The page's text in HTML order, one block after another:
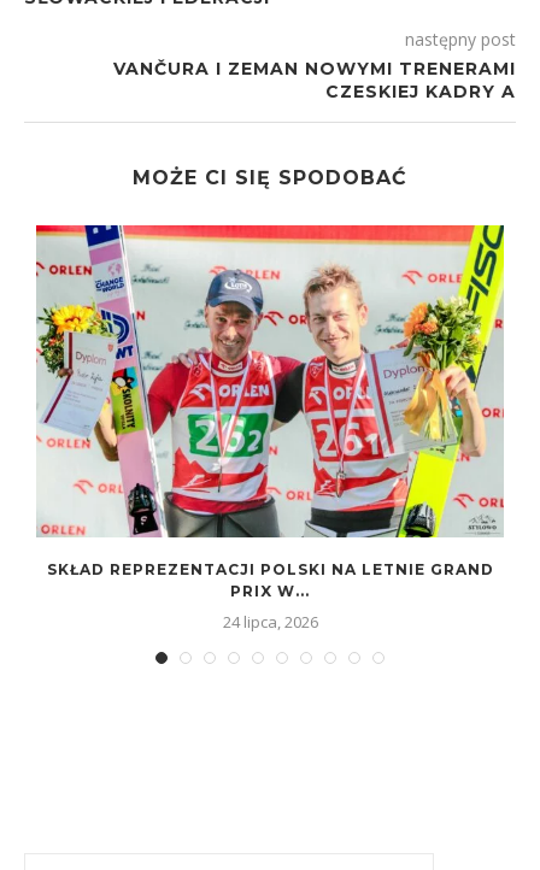
następny post
VANČURA I ZEMAN NOWYMI TRENERAMI
CZESKIEJ KADRY A
MOŻE CI SIĘ SPODOBAĆ
SKŁAD REPREZENTACJI POLSKI NA LETNIE GRAND
PRIX W...
24 lipca, 2026